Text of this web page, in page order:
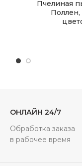
Пчелиная
ОНЛАЙН 24/7
Обработка заказа
в рабочее время